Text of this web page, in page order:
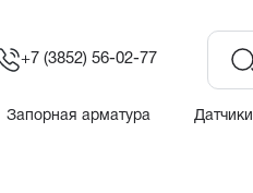
+7 (3852) 56-02-77
Запорная арматура Датчики